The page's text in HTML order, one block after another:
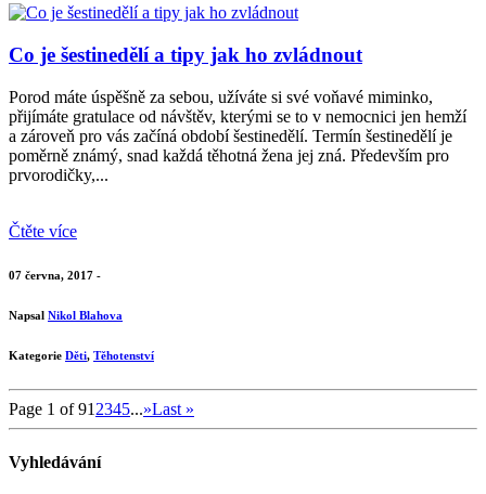
Co je šestinedělí a tipy jak ho zvládnout
Porod máte úspěšně za sebou, užíváte si své voňavé miminko,
přijímáte gratulace od návštěv, kterými se to v nemocnici jen hemží
a zároveň pro vás začíná období šestinedělí. Termín šestinedělí je
poměrně známý, snad každá těhotná žena jej zná. Především pro
prvorodičky,...
Čtěte více
07 června, 2017 -
Napsal Nikol Blahova
Kategorie Děti, Těhotenství
Page 1 of 91 2345...»Last »
Vyhledávání